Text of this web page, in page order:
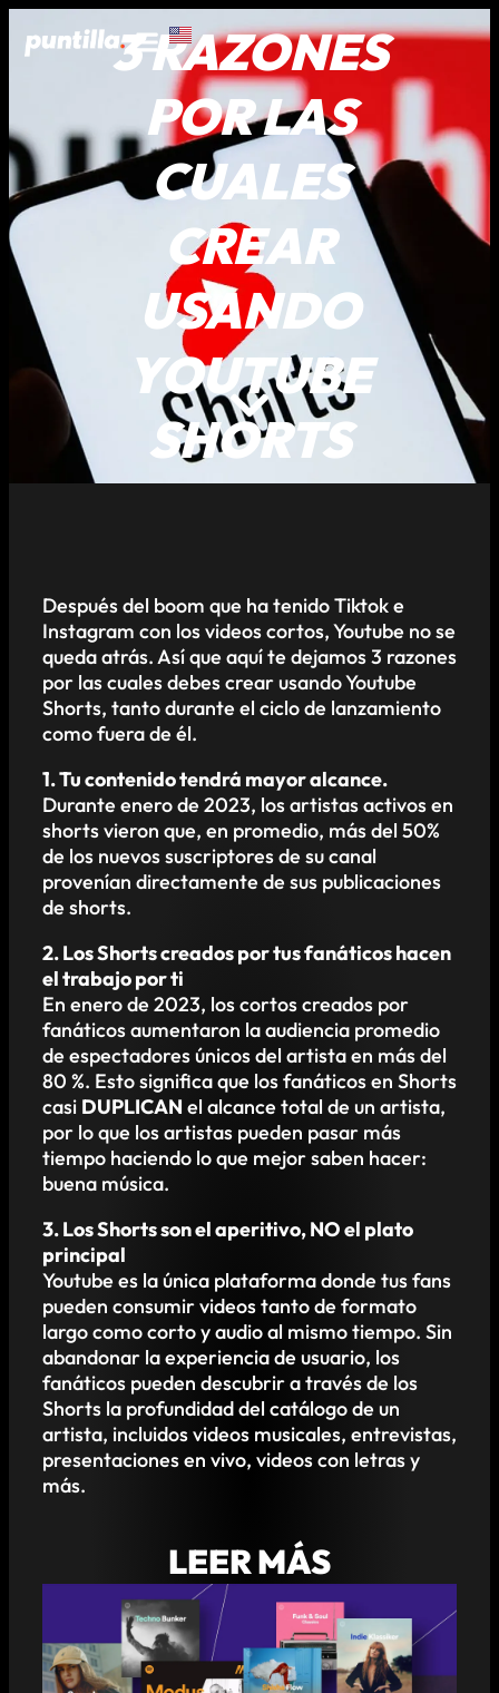
3 RAZONES
POR LAS
CUALES
CREAR
USANDO
YOUTUBE
SHORTS
Después del boom que ha tenido Tiktok e
Instagram con los videos cortos, Youtube no se
queda atrás. Así que aquí te dejamos 3 razones
por las cuales debes crear usando Youtube
Shorts, tanto durante el ciclo de lanzamiento
como fuera de él.
1. Tu contenido tendrá mayor alcance.
Durante enero de 2023, los artistas activos en
shorts vieron que, en promedio, más del 50%
de los nuevos suscriptores de su canal
provenían directamente de sus publicaciones
de shorts.
2. Los Shorts creados por tus fanáticos hacen
el trabajo por ti
En enero de 2023, los cortos creados por
fanáticos aumentaron la audiencia promedio
de espectadores únicos del artista en más del
80 %. Esto significa que los fanáticos en Shorts
casi DUPLICAN el alcance total de un artista,
por lo que los artistas pueden pasar más
tiempo haciendo lo que mejor saben hacer:
buena música.
3. Los Shorts son el aperitivo, NO el plato
principal
Youtube es la única plataforma donde tus fans
pueden consumir videos tanto de formato
largo como corto y audio al mismo tiempo. Sin
abandonar la experiencia de usuario, los
fanáticos pueden descubrir a través de los
Shorts la profundidad del catálogo de un
artista, incluidos videos musicales, entrevistas,
presentaciones en vivo, videos con letras y
más.
LEER MÁS